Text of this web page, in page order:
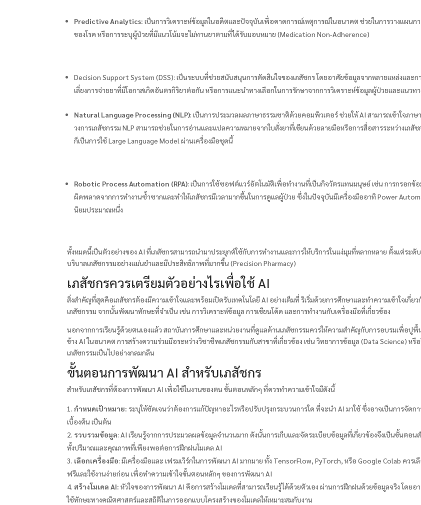
Predictive Analytics: เป็นการวิเคราะห์ข้อมูลในอดีตและปัจจุบันเพื่อคาดการณ์เหตุการณ์ในอนาคต ช่วยในการวางแผน
ของโรค หรือการระบุผู้ป่วยที่มีแนวโน้มจะไม่ทานยาตามที่ได้รับมอบหมาย (Medication Non-Adherence)
Decision Support System (DSS): เป็นระบบที่ช่วยสนับสนุนการตัดสินใจของเภสัชกร โดยอาศัยข้อมูลจากหลายแหล่งและ
เลี่ยงการจ่ายยาที่มีโอกาสเกิดอันตรกิริยาต่อกัน หรือการแนะนำทางเลือกในการรักษาจากการวิเคราะห์ข้อมูลผู้ป่วยและแนวท
Natural Language Processing (NLP): เป็นการประมวลผลภาษาธรรมชาติด้วยคอมพิวเตอร์ ช่วยให้ AI สามารถเข้าใจภา
วงการเภสัชกรรม NLP สามารถช่วยในการอ่านและแปลความหมายจากใบสั่งยาที่เขียนด้วยลายมือหรือการสื่อสารระหว่างเภ
ก็เป็นการใช้ Large Language Model ผ่านเครื่องมือชุดนี้
Robotic Process Automation (RPA): เป็นการใช้ซอฟต์แวร์อัตโนมัติเพื่อทำงานที่เป็นกิจวัตรแทนมนุษย์ เช่น การกรอกข้
ผิดพลาดจากการทำงานซ้ำซากและทำให้เภสัชกรมีเวลามากขึ้นในการดูแลผู้ป่วย ซึ่งในปัจจุบันมีเครื่องมืออาทิ Power
นิยมประมาณหนึ่ง
ทั้งหมดนี้เป็นตัวอย่างของ AI ที่เภสัชกรสามารถนำมาประยุกต์ใช้กับการทำงานและการให้บริการในแง่มุมที่หลากหลาย ตั้งแต่ระ
บริบาลเภสัชกรรมอย่างแม่นยำและมีประสิทธิภาพที่มากขึ้น (Precision Pharmacy)
เภสัชกรควรเตรียมตัวอย่างไรเพื่อใช้ AI
สิ่งสำคัญที่สุดคือเภสัชกรต้องมีความเข้าใจและพร้อมเปิดรับเทคโนโลยี AI อย่างเต็มที่ ริเริ่มด้วยการศึกษาและทำความเข้าใจเกี่ย
เภสัชกรรม จากนั้นพัฒนาทักษะที่จำเป็น เช่น การวิเคราะห์ข้อมูล การเขียนโค้ด และการทำงานกับเครื่องมือที่เกี่ยวข้อง
นอกจากการเรียนรู้ด้วยตนเองแล้ว สถาบันการศึกษาและหน่วยงานที่ดูแลด้านเภสัชกรรมควรให้ความสำคัญกับการอบรมเพื่อปูพื้
ข้าง AI ในอนาคต การสร้างความร่วมมือระหว่างวิชาชีพเภสัชกรรมกับสาขาที่เกี่ยวข้อง เช่น วิทยาการข้อมูล (Data Science) ห
เภสัชกรรมเป็นไปอย่างกลมกลืน
ขั้นตอนการพัฒนา AI สำหรับเภสัชกร
สำหรับเภสัชกรที่ต้องการพัฒนา AI เพื่อใช้ในงานของตน ขั้นตอนหลักๆ ที่ควรทำความเข้าใจมีดังนี้
กำหนดเป้าหมาย: ระบุให้ชัดเจนว่าต้องการแก้ปัญหาอะไรหรือปรับปรุงกระบวนการใด ที่จะนำ AI มาใช้ ซึ่งอาจเป็นการจัด
เบื้องต้น เป็นต้น
รวบรวมข้อมูล: AI เรียนรู้จากการประมวลผลข้อมูลจำนวนมาก ดังนั้นการเก็บและจัดระเบียบข้อมูลที่เกี่ยวข้องจึงเป็นขั้นต
ทั้งปริมาณและคุณภาพที่เพียงพอต่อการฝึกฝนโมเดล AI
เลือกเครื่องมือ: มีเครื่องมือและ เฟรมเวิร์กในการพัฒนา AI มากมาย ทั้ง TensorFlow, PyTorch, หรือ Google Colab ควร
ฟรีและใช้งานง่ายก่อน เพื่อทำความเข้าใจขั้นตอนหลักๆ ของการพัฒนา AI
สร้างโมเดล AI: หัวใจของการพัฒนา AI คือการสร้างโมเดลที่สามารถเรียนรู้ได้ด้วยตัวเอง ผ่านการฝึกฝนด้วยข้อมูลจริง โดย
ใช้ทักษะทางคณิตศาสตร์และสถิติในการออกแบบโครงสร้างของโมเดลให้เหมาะสมกับงาน